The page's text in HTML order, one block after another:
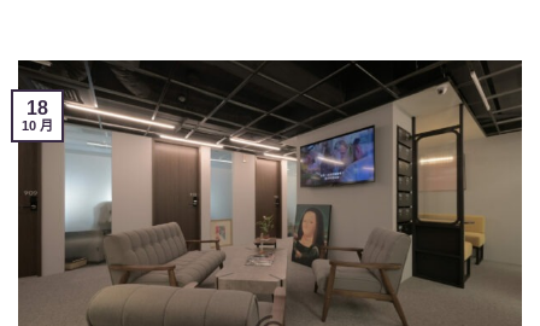
18
10 月